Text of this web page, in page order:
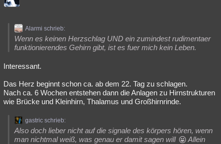
Alarmi schrieb:
Wenn es keinen Herzschlag UND ein zumindest rudimentaer
funktionierendes Gehirn gibt, ist es fuer mich kein Leben.
Interessant.
Das Herz beginnt schon ca. ab dem 22. Tag zu schlagen.
Nach ca. 6 Wochen entstehen dann die Anlagen zu Hirnstrukturen
wie Brücke und Kleinhirn, Thalamus und Großhirnrinde.
gastric schrieb:
Also doch lieber nicht auf die signale des körpers hören, wenn
man nichtmal weiß, was genau er damit sagen will
Allein